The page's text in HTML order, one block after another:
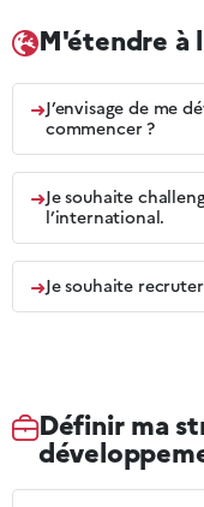
M'étendre à
➜J’envisage de me
commencer ?
➜Je souhaite
l’international.
➜Je souhaite
Définir ma